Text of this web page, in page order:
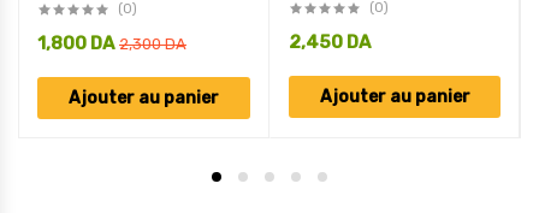
(0)
2,300DA
1,800 DA
Ajouter au panier
(0)
2,450 DA
Ajouter au panier